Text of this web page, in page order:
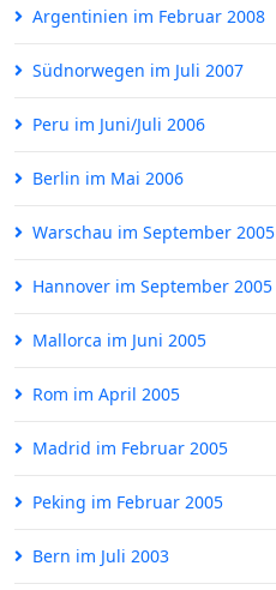
Argentinien im Februar 2008
Südnorwegen im Juli 2007
Peru im Juni/Juli 2006
Berlin im Mai 2006
Warschau im September 2005
Hannover im September 2005
Mallorca im Juni 2005
Rom im April 2005
Madrid im Februar 2005
Peking im Februar 2005
Bern im Juli 2003